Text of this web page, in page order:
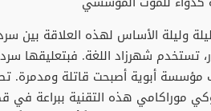
وليلة الأساس لهذه العلاقة بين
تستخدم شهرزاد اللغة. فبتعليقها
أبوية أصبحت قاتلة ومدمرة.
موراكامي هذه التقنية ببراعة في